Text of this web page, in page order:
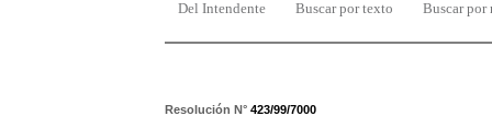
Del Intendente Buscar por texto Buscar por
Resolución N° 423/99/7000